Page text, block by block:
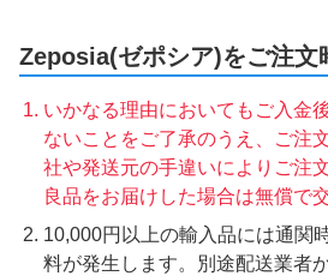
Zeposia(ゼポシア)をご注文
いかなる理由においてもご入金
ないことをご了承のうえ、ご注
社や発送元の手違いによりご注
良品をお届けした場合は無償で
10,000円以上の輸入品には通関
料が発生します。別途配送業者